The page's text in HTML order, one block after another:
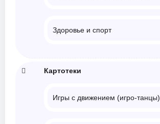
Здоровье и спорт
Картотеки
Игры с движением (игро-танцы)